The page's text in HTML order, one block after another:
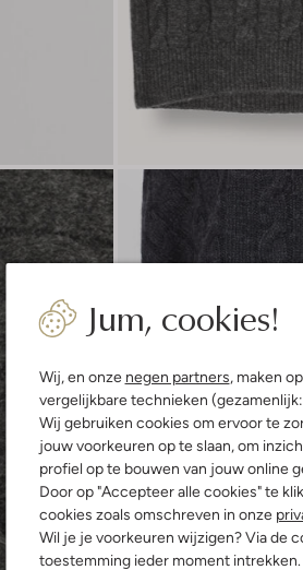
Jum, cookies!
Wij, en onze negen partners, maken
vergelijkbare technieken
Wij gebruiken cookies om ervoor te
jouw voorkeuren op te slaan, om
profiel op te bouwen van jouw online
Door op "Accepteer alle cookies" te
cookies zoals omschreven in onze
Wil je je voorkeuren wijzigen? Via de
toestemming ieder moment